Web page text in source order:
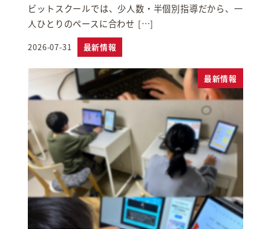
ビットスクールでは、少人数・半個別指導だから、一
人ひとりのペースに合わせ […]
投稿日
2026-07-31 最新情報
最新情報